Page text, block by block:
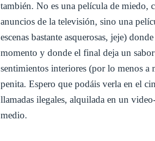
también. No es una película de miedo,
anuncios de la televisión, sino una
escenas bastante asquerosas, jeje)
momento y donde el final deja un
sentimientos interiores (por lo menos a
penita. Espero que podáis verla en el
llamadas ilegales, alquilada en un
medio.